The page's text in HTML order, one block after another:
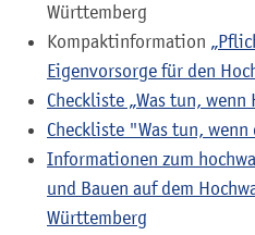
Württemberg
Kompaktinformation
Eigenvorsorge für den
Checkliste „Was tun, wenn
Checkliste "Was tun,
Informationen zum
und Bauen auf dem
Württemberg